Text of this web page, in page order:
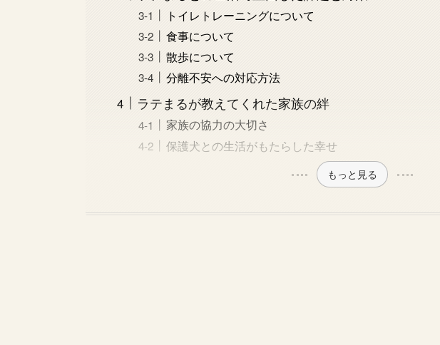
トイレトレーニングについて
食事について
散歩について
分離不安への対応方法
ラテまるが教えてくれた家族の絆
家族の協力の大切さ
保護犬との生活がもたらした幸せ
もっと見る